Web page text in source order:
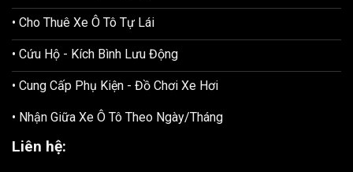
• Cho Thuê Xe Ô Tô Tự Lái
• Cứu Hộ - Kích Bình Lưu Động
• Cung Cấp Phụ Kiện - Đồ Chơi Xe Hơi
• Nhận Giữa Xe Ô Tô Theo Ngày/Tháng
Liên hệ: